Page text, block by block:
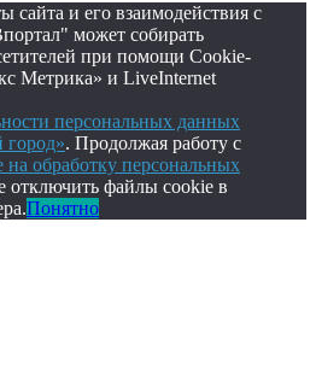
сайта и его взаимодействия с
может собирать
при помощи Cookie-
Метрика» и LiveInternet
персональных данных
город». Продолжая работу с
на обработку персональных
отключить файлы cookie в
Понятно